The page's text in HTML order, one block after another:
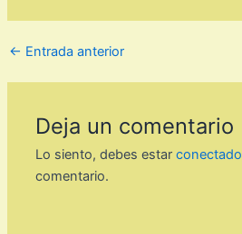
← Entrada anterior
Deja un comentario
Lo siento, debes estarconectado
comentario.